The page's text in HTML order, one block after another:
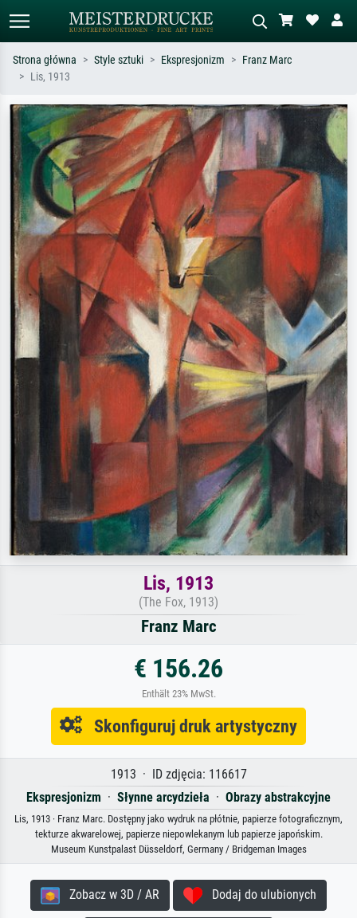
Szukaj wg artysty, tytułu lub stylu – np.
Monet, Gwiaździsta noc,
impresjonizm, fala Hokusaia, akt.
Opisz scenę – np. zielona łąka,
abstrakcja z czerwienią, ciemny olej,
stojący akt obok drzewa.
Strona główna Style sztuki Ekspresjonizm
Franz Marc
Lis, 1913
Lis, 1913
(The Fox, 1913)
Franz Marc
€ 156.26
Enthält 23% MwSt.
Skonfiguruj druk artystyczny
1913 · ID zdjęcia: 116617
Ekspresjonizm · Słynne arcydzieła · Obrazy abstrakcyjne
Lis, 1913 · Franz Marc. Dostępny jako wydruk na płótnie, papierze fotograficznym,
tekturze akwarelowej, papierze niepowlekanym lub papierze japońskim.
Museum Kunstpalast Düsseldorf, Germany / Bridgeman Images
Zobacz w 3D / AR Dodaj do ulubionych